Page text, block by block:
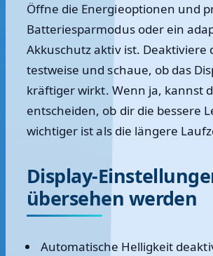
Öffne die Energieoptionen und
Batteriesparmodus oder ein
Akkuschutz aktiv ist. Deaktiviere
testweise und schaue, ob das
kräftiger wirkt. Wenn ja, kannst
entscheiden, ob dir die bessere
wichtiger ist als die längere
Display-
übersehen werden
Automatische Helligkeit